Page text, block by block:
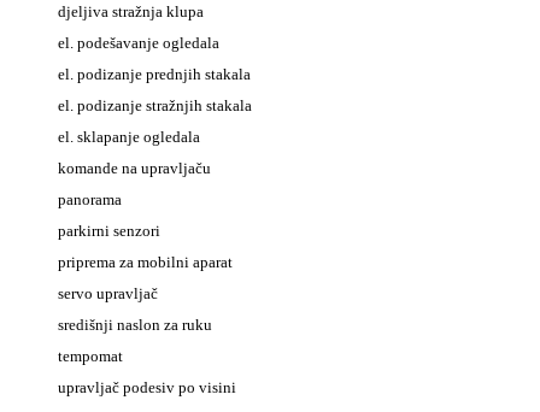
djeljiva stražnja klupa
el. podešavanje ogledala
el. podizanje prednjih stakala
el. podizanje stražnjih stakala
el. sklapanje ogledala
komande na upravljaču
panorama
parkirni senzori
priprema za mobilni aparat
servo upravljač
središnji naslon za ruku
tempomat
upravljač podesiv po visini